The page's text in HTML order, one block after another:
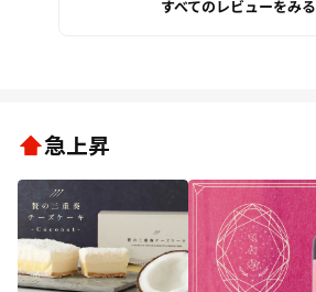
すべてのレビューをみる
急上昇